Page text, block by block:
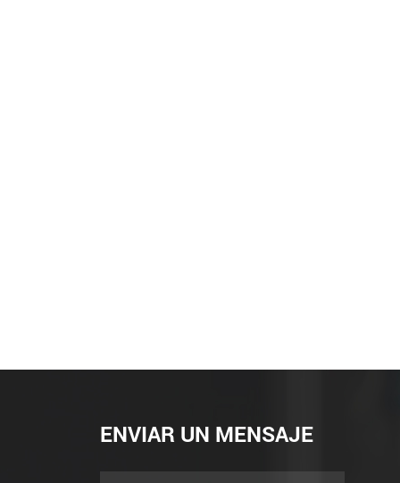
ENVIAR UN MENSAJE